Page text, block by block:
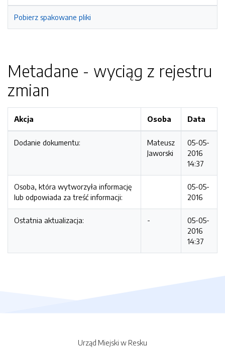
Pobierz spakowane pliki
Metadane - wyciąg z rejestru
zmian
Akcja Osoba Data
Dodanie dokumentu:
Mateusz
Jaworski
05-05-
2016
14:37
Osoba, która wytworzyła informację
lub odpowiada za treść informacji:
05-05-
2016
Ostatnia aktualizacja: -
05-05-
2016
14:37
Urząd Miejski w Resku